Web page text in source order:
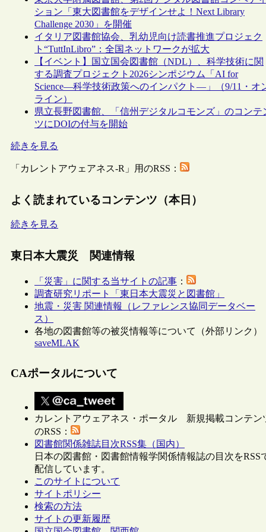
ション「東大図書館をデザインせよ！Next Library
Challenge 2030」を開催
イタリア図書館協会、乳幼児向け読書推進プロジェク
ト“TuttInLibro”：全国ネットワークが拡大
【イベント】国立国会図書館（NDL）、科学技術に関
する調査プロジェクト2026シンポジウム「AI for
Science―科学技術政策へのインパクト―」（9/11・オ
ライン）
県立長野図書館、「信州デジタルコモンズ」のコンテ
ツにDOIの付与を開始
続きを見る
「カレントアウェアネス-R」用のRSS：
よく読まれているコンテンツ（本日）
続きを見る
東日本大震災 関連情報
「災害」に関する当サイトの記事 ：
調査研究リポート「東日本大震災と図書館」
地震・災害 関連情報（レファレンス協同データベー
ス）
各地の図書館等の被災情報等について（外部リンク）
saveMLAK
CAポータルについて
カレントアウェアネス・ポータル 新規掲載コンテン
のRSS：
図書館関係雑誌目次RSS集（国内）
日本の図書館・図書館情報学関係情報誌の目次をRSS
配信しています。
このサイトについて
サイトポリシー
検索の方法
サイトの更新履歴